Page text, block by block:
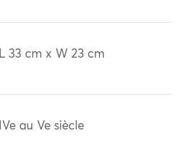
L 33 cm x W 23 cm
IVe au Ve siècle